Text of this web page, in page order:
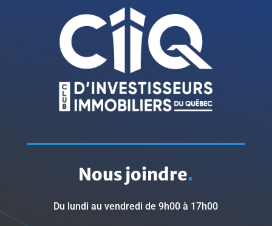
Nous joindre.
Du lundi au vendredi de 9h00 à 17h00